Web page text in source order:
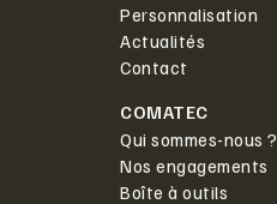
Personnalisation
Actualités
Contact
COMATEC
Qui sommes-nous ?
Nos engagements
Boîte à outils